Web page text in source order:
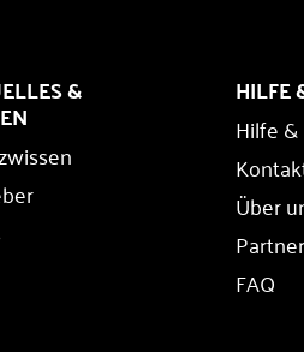
& HILFE
Hilfe
Über
FAQ